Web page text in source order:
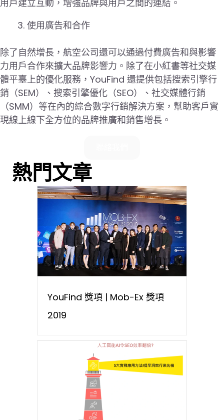
用戶建立互動，增強品牌與用戶之間的連結。
使用廣告和合作
除了自然增長，航空公司還可以通過付費廣告和與影響
力用戶合作來擴大品牌影響力。除了在小紅書等社交媒
體平臺上的優化服務，YouFind 還提供包括搜索引擎行
銷（SEM）、搜索引擎優化（SEO）、社交媒體行銷
（SMM）等在內的綜合數字行銷解決方案，幫助客戶實
現線上線下全方位的品牌推廣和銷售增長。
熱門文章
YouFind 獎項 | Mob-Ex 獎項
2019